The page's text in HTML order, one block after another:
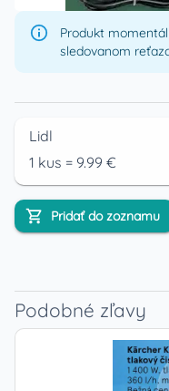
Produkt
sledovanom
Lidl
1 kus = 9.99 €
Pridať do zoznamu
Podobné zľavy